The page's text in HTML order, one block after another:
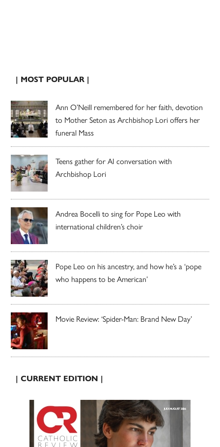
| MOST POPULAR |
Ann O’Neill remembered for her faith, devotion
to Mother Seton as Archbishop Lori offers her
funeral Mass
Teens gather for AI conversation with
Archbishop Lori
Andrea Bocelli to sing for Pope Leo with
international children’s choir
Pope Leo on his ancestry, and how he’s a ‘pope
who happens to be American’
Movie Review: ‘Spider-Man: Brand New Day’
| CURRENT EDITION |